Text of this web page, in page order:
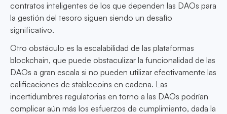
contratos inteligentes de los que dependen las DAOs para
la gestión del tesoro siguen siendo un desafío
significativo.
Otro obstáculo es la escalabilidad de las plataformas
blockchain, que puede obstaculizar la funcionalidad de las
DAOs a gran escala si no pueden utilizar efectivamente las
calificaciones de stablecoins en cadena. Las
incertidumbres regulatorias en torno a las DAOs podrían
complicar aún más los esfuerzos de cumplimiento, dada la